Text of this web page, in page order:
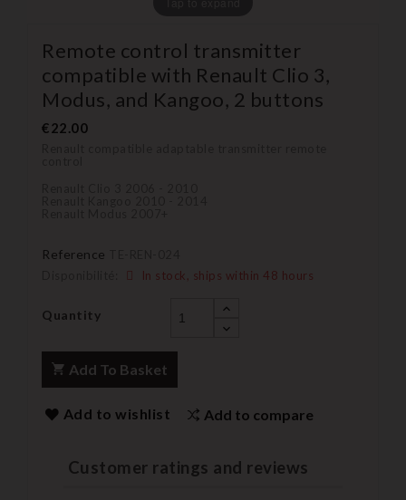
Remote control transmitter
compatible with Renault Clio 3,
Modus, and Kangoo, 2 buttons
€22.00
Reference
In stock, ships within 48 hours
Quantity
Add To Basket
Add to wishlist Add to compare
Customer ratings and reviews